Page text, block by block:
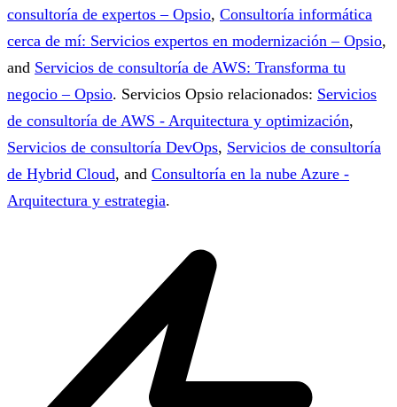
consultoría de expertos – Opsio, Consultoría informática
cerca de mí: Servicios expertos en modernización – Opsio,
and Servicios de consultoría de AWS: Transforma tu
negocio – Opsio. Servicios Opsio relacionados: Servicios
de consultoría de AWS - Arquitectura y optimización,
Servicios de consultoría DevOps, Servicios de consultoría
de Hybrid Cloud, and Consultoría en la nube Azure -
Arquitectura y estrategia.